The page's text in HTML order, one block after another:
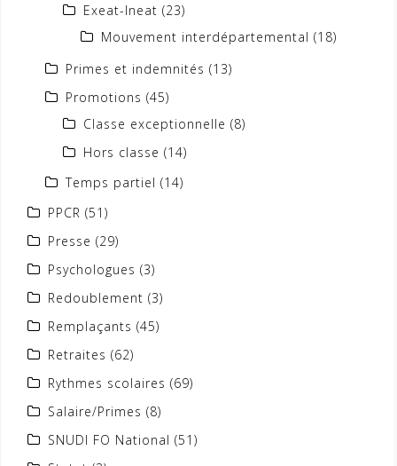
Exeat-Ineat (23)
Mouvement interdépartemental (18)
Primes et indemnités (13)
Promotions (45)
Classe exceptionnelle (8)
Hors classe (14)
Temps partiel (14)
PPCR (51)
Presse (29)
Psychologues (3)
Redoublement (3)
Remplaçants (45)
Retraites (62)
Rythmes scolaires (69)
Salaire/Primes (8)
SNUDI FO National (51)